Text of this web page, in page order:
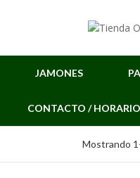
JAMONES
CONTACTO /
Mostrando